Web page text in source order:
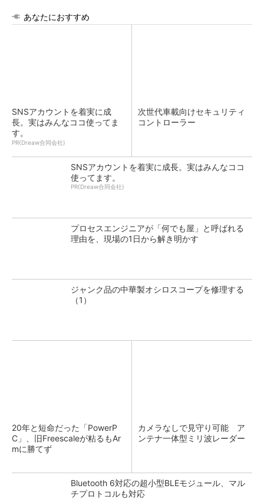
あなたにおすすめ
SNSアカウントを着実に成
長。実はみんなココ使ってま
す。
PR(Dreaw合同会社)
次世代車載向けセキュリティ
コントローラー
SNSアカウントを着実に成長。実はみんなココ
使ってます。
PR(Dreaw合同会社)
プロセスエンジニアが「何でも屋」と呼ばれる
理由を、現場の1日から解き明かす
ジャンク品の中華製オシロスコープを修理する
（1）
20年と短命だった「PowerP
C」、旧Freescaleが粘るもAr
mに勝てず
カメラなしで見守り可能 ア
ンテナ一体型ミリ波レーダー
Bluetooth 6対応の超小型BLEモジュール、マル
チプロトコルも対応